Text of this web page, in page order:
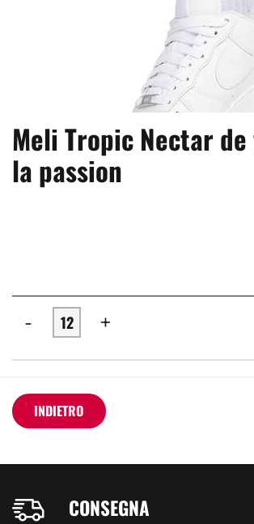
Meli Tropic Nectar
la passion
- +
INDIETRO
CONSEGNA